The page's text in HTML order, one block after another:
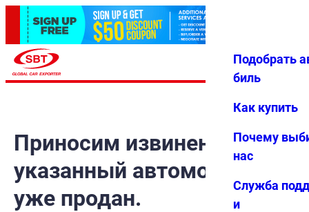
Избранн
Меню
Подобрать
биль
Как купить
Почему
нас
Служба
и
Приносим извинения, но
указанный автомобиль
уже продан.